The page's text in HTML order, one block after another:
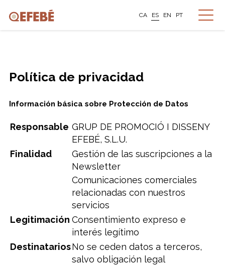
CA ES EN PT
Política de privacidad
Información básica sobre Protección de Datos
Responsable GRUP DE PROMOCIÓ I DISSENY
EFEBÉ, S.L.U.
Finalidad
Gestión de las suscripciones a la
Newsletter
Comunicaciones comerciales
relacionadas con nuestros
servicios
Legitimación Consentimiento expreso e
interés legítimo
DestinatariosNo se ceden datos a terceros,
salvo obligación legal